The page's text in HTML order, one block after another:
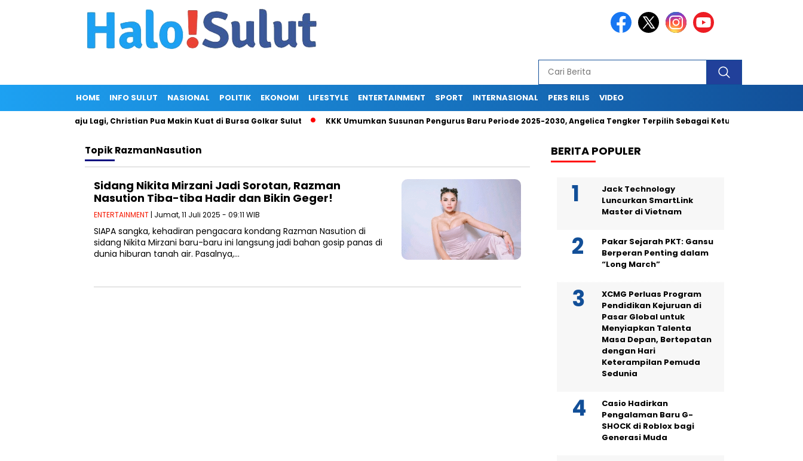
HOME INFO SULUT NASIONAL POLITIK EKONOMI LIFESTYLE ENTERTAINMENT SPORT INTERNASIONAL PERS RILIS VIDEO
Gagal Maju Lagi, Christian Pua Makin Kuat di Bursa Golkar Sulut KKK Umumkan Susunan Pengurus Baru Periode 2025-2030, Angelica Tengker Terpilih Sebagai Ketua Umum
TopikRazmanNasution
Sidang Nikita Mirzani Jadi Sorotan, Razman
Nasution Tiba-tiba Hadir dan Bikin Geger!
ENTERTAINMENT | Jumat, 11 Juli 2025 - 09:11 WIB
SIAPA sangka, kehadiran pengacara kondang Razman Nasution di
sidang Nikita Mirzani baru-baru ini langsung jadi bahan gosip panas di
dunia hiburan tanah air. Pasalnya,…
BERITA POPULER
Jack Technology
Luncurkan SmartLink
Master di Vietnam
Pakar Sejarah PKT: Gansu
Berperan Penting dalam
“Long March”
XCMG Perluas Program
Pendidikan Kejuruan di
Pasar Global untuk
Menyiapkan Talenta
Masa Depan, Bertepatan
dengan Hari
Keterampilan Pemuda
Sedunia
Casio Hadirkan
Pengalaman Baru G-
SHOCK di Roblox bagi
Generasi Muda